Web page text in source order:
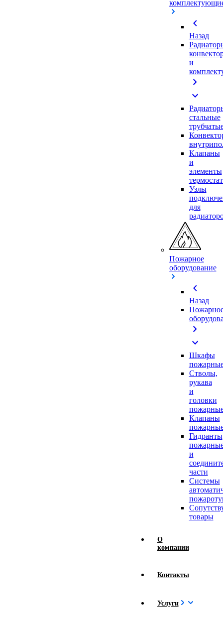
chevron_left
Назад
и
chevron_right
expand_more
стальные
Клапаны
и
элементы
Узлы
для
Пожарное
оборудование
chevron_left
Назад
chevron_right
expand_more
Шкафы
Стволы,
рукава
и
головки
Клапаны
Гидранты
и
части
Системы
товары
О
компании
Контакты
Услуги